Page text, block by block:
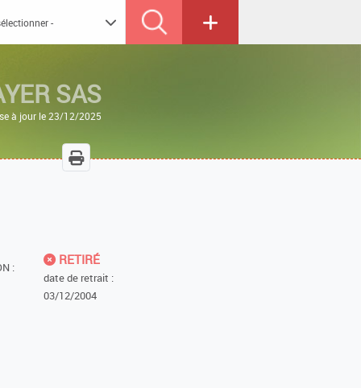
SAS
à jour le 23/12/2025
:
RETIRÉ
date de retrait :
03/12/2004